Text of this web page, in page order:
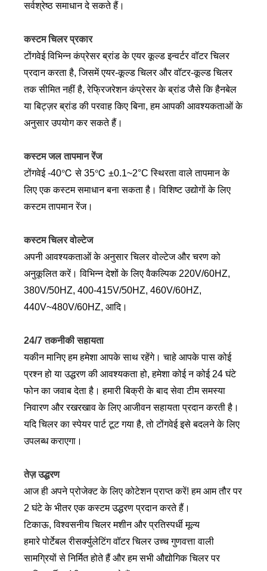
सर्वश्रेष्ठ समाधान दे सकते हैं।
कस्टम चिलर प्रकार
टोंगवेई विभिन्न कंप्रेसर ब्रांड के एयर कूल्ड इन्वर्टर वॉटर चिलर
प्रदान करता है, जिसमें एयर-कूल्ड चिलर और वॉटर-कूल्ड चिलर
तक सीमित नहीं है, रेफ्रिजरेशन कंप्रेसर के ब्रांड जैसे कि हैनबेल
या बिट्ज़र ब्रांड की परवाह किए बिना, हम आपकी आवश्यकताओं के
अनुसार उपयोग कर सकते हैं।
कस्टम जल तापमान रेंज
टोंगवेई -40℃ से 35℃ ±0.1~2°C स्थिरता वाले तापमान के
लिए एक कस्टम समाधान बना सकता है। विशिष्ट उद्योगों के लिए
कस्टम तापमान रेंज।
कस्टम चिलर वोल्टेज
अपनी आवश्यकताओं के अनुसार चिलर वोल्टेज और चरण को
अनुकूलित करें। विभिन्न देशों के लिए वैकल्पिक 220V/60HZ,
380V/50HZ, 400-415V/50HZ, 460V/60HZ,
440V~480V/60HZ, आदि।
24/7 तकनीकी सहायता
यकीन मानिए हम हमेशा आपके साथ रहेंगे। चाहे आपके पास कोई
प्रश्न हो या उद्धरण की आवश्यकता हो, हमेशा कोई न कोई 24 घंटे
फोन का जवाब देता है। हमारी बिक्री के बाद सेवा टीम समस्या
निवारण और रखरखाव के लिए आजीवन सहायता प्रदान करती है।
यदि चिलर का स्पेयर पार्ट टूट गया है, तो टोंगवेई इसे बदलने के लिए
उपलब्ध कराएगा।
तेज़ उद्धरण
आज ही अपने प्रोजेक्ट के लिए कोटेशन प्राप्त करें! हम आम तौर पर
2 घंटे के भीतर एक कस्टम उद्धरण प्रदान करते हैं।
टिकाऊ, विश्वसनीय चिलर मशीन और प्रतिस्पर्धी मूल्य
हमारे पोर्टेबल रीसर्क्युलेटिंग वॉटर चिलर उच्च गुणवत्ता वाली
सामग्रियों से निर्मित होते हैं और हम सभी औद्योगिक चिलर पर